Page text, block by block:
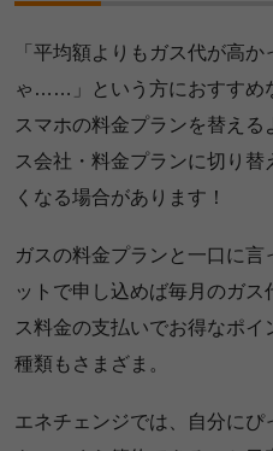
「平均額よりもガス代が高
ゃ……」という方におすすめ
スマホの料金プランを替え
ス会社・料金プランに切り
くなる場合があります！
ガスの料金プランと一口に
ットで申し込めば毎月のガ
ス料金の支払いでお得なポ
種類もさまざま。
エネチェンジでは、自分に